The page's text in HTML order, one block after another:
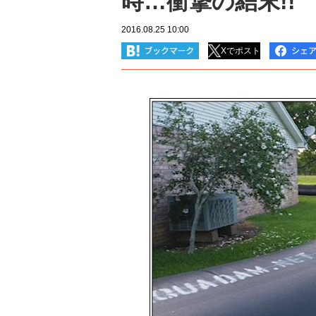
2016.08.25 10:00
Xでポスト